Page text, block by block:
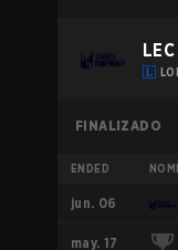
FINALIZADO
ENDED
jun. 06
may. 17